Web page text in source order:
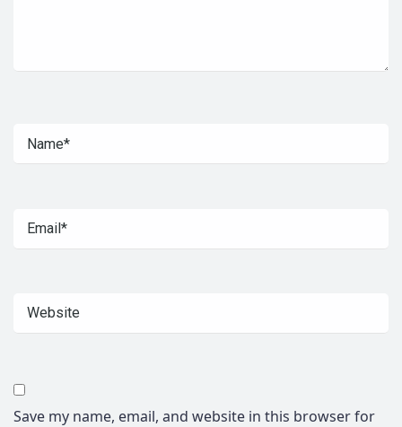
Save my name, email, and website in this browser for